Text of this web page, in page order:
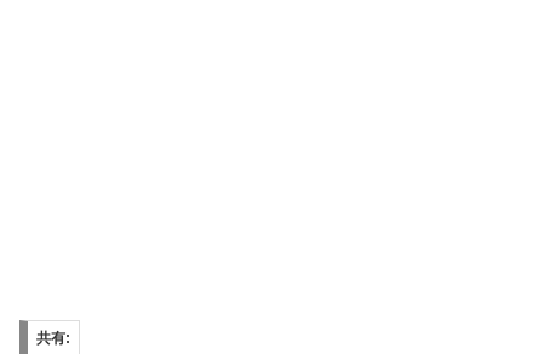
共有: